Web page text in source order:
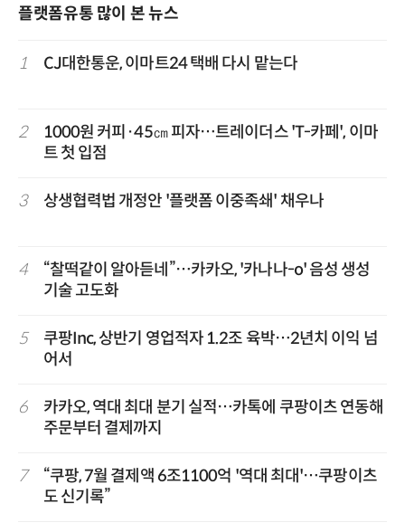
플랫폼유통 많이 본 뉴스
1 CJ대한통운, 이마트24 택배 다시 맡는다
2
1000원 커피·45㎝ 피자…트레이더스 'T-카페', 이마
트 첫 입점
3 상생협력법 개정안 '플랫폼 이중족쇄' 채우나
4
“찰떡같이 알아듣네”…카카오, '카나나-o' 음성 생성
기술 고도화
5
쿠팡Inc, 상반기 영업적자 1.2조 육박…2년치 이익 넘
어서
6
카카오, 역대 최대 분기 실적…카톡에 쿠팡이츠 연동해
주문부터 결제까지
7
“쿠팡, 7월 결제액 6조1100억 '역대 최대'…쿠팡이츠
도 신기록”